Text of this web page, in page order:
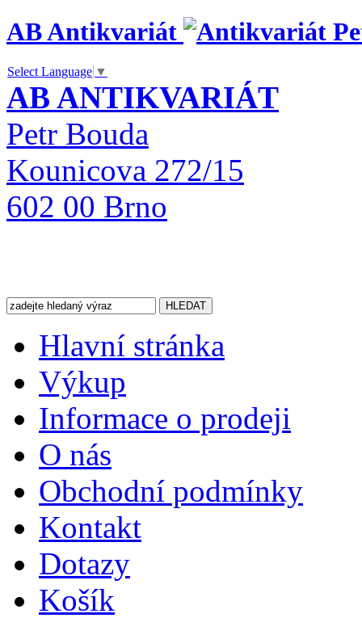
AB Antikvariát
Select Language ▼
AB ANTIKVARIÁT
Petr Bouda
Kounicova 272/15
602 00 Brno
Hlavní stránka
Výkup
Informace o prodeji
O nás
Obchodní podmínky
Kontakt
Dotazy
Košík